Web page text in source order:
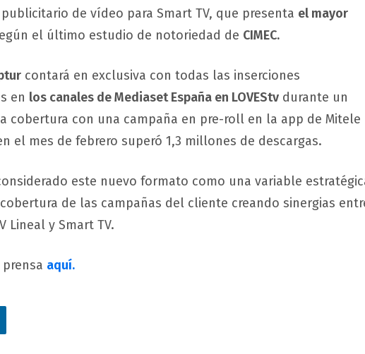
de vídeo para Smart TV, que presenta el mayor
el último estudio de notoriedad de CIMEC.
contará en exclusiva con todas las inserciones
en los canales de Mediaset España en LOVEStv durante un
cobertura con una campaña en pre-roll en la app de Mitele
el mes de febrero superó 1,3 millones de descargas.
este nuevo formato como una variable
de las campañas del cliente creando sinergias
Lineal y Smart TV.
aquí.